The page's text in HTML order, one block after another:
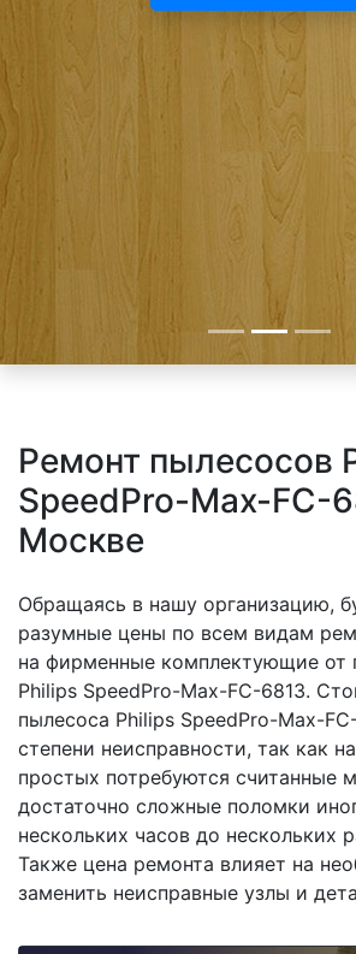
Ремонт пылесосов
SpeedPro-Max-FC-
Москве
Обращаясь в нашу организацию,
разумные цены по всем видам
на фирменные комплектующие от
Philips SpeedPro-Max-FC-6813.
пылесоса Philips SpeedPro-Max-
степени неисправности, так как
простых потребуются считанные
достаточно сложные поломки
нескольких часов до нескольких
Также цена ремонта влияет на
заменить неисправные узлы и